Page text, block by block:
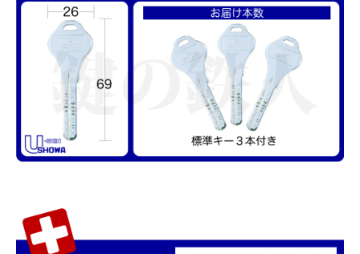
■ドアの厚みは?